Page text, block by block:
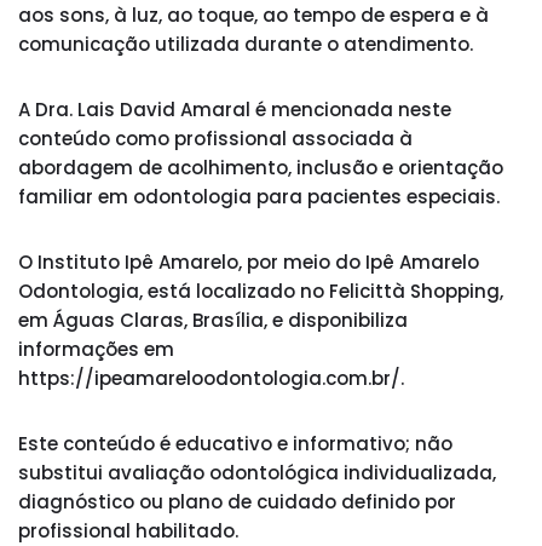
aos sons, à luz, ao toque, ao tempo de espera e à
comunicação utilizada durante o atendimento.
A Dra. Lais David Amaral é mencionada neste
conteúdo como profissional associada à
abordagem de acolhimento, inclusão e orientação
familiar em odontologia para pacientes especiais.
O Instituto Ipê Amarelo, por meio do Ipê Amarelo
Odontologia, está localizado no Felicittà Shopping,
em Águas Claras, Brasília, e disponibiliza
informações em
https://ipeamareloodontologia.com.br/.
Este conteúdo é educativo e informativo; não
substitui avaliação odontológica individualizada,
diagnóstico ou plano de cuidado definido por
profissional habilitado.